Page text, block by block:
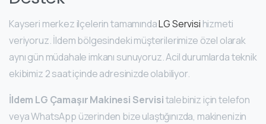
Kayseri merkez ilçelerin tamamındaLG Servisi hizmeti
veriyoruz. İldem bölgesindeki müşterilerimize özel olarak
aynı gün müdahale imkanı sunuyoruz. Acil durumlarda teknik
ekibimiz 2 saat içinde adresinizde olabiliyor.
İldem LG Çamaşır Makinesi Servisitalebiniz için telefon
veya WhatsApp üzerinden bize ulaştığınızda, makinenizin